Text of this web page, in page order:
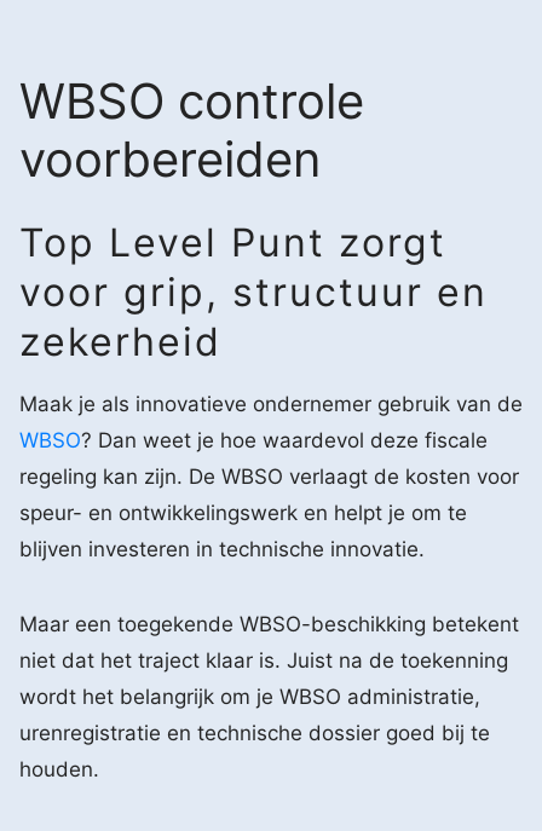
WBSO controle
voorbereiden
Top Level Punt zorgt
voor grip, structuur en
zekerheid
Maak je als innovatieve ondernemer gebruik van de
WBSO? Dan weet je hoe waardevol deze fiscale
regeling kan zijn. De WBSO verlaagt de kosten voor
speur- en ontwikkelingswerk en helpt je om te
blijven investeren in technische innovatie.
Maar een toegekende WBSO-beschikking betekent
niet dat het traject klaar is. Juist na de toekenning
wordt het belangrijk om je WBSO administratie,
urenregistratie en technische dossier goed bij te
houden.